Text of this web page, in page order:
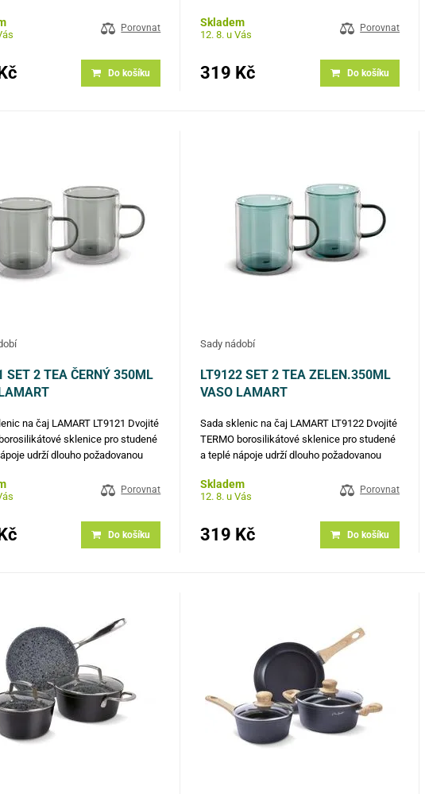
dobře odolávají vysokým i
Silné borosilikátové sklo
Porovnat
Do košíku
designu velmi dobře odolávají vysokým i
nízkým teplotám Silné borosilikátové sklo
Skladem
12. 8. u Vás
Porovnat
319 Kč Do košíku
SET 2 TEA ČERNÝ 350ML
na čaj LAMART LT9121 Dvojité
sklenice pro studené
udrží dlouho požadovanou
vysokým i nízkým teplotám
sklo je odolnější…
Porovnat
Do košíku
Sady nádobí
LT9122 SET 2 TEA ZELEN.350ML
VASO LAMART
Sada sklenic na čaj LAMART LT9122 Dvojité
TERMO borosilikátové sklenice pro studené
a teplé nápoje udrží dlouho požadovanou
dobře odolávají vysokým i nízkým teplotám
Silné borosilikátové sklo je odolnější…
Skladem
12. 8. u Vás
Porovnat
319 Kč Do košíku